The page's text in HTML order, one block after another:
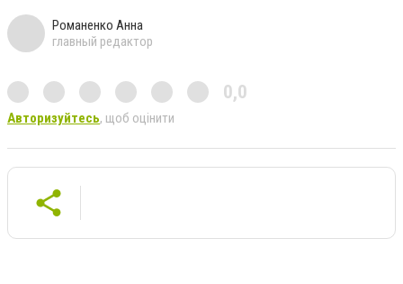
Романенко Анна
главный редактор
0,0
Авторизуйтесь, щоб оцінити